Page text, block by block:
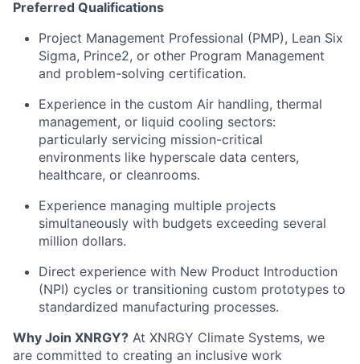
Preferred Qualifications
Project Management Professional (PMP), Lean Six
Sigma, Prince2, or other Program Management
and problem-solving certification.
Experience in the custom Air handling, thermal
management, or liquid cooling sectors:
particularly servicing mission-critical
environments like hyperscale data centers,
healthcare, or cleanrooms.
Experience managing multiple projects
simultaneously with budgets exceeding several
million dollars.
Direct experience with New Product Introduction
(NPI) cycles or transitioning custom prototypes to
standardized manufacturing processes.
Why Join XNRGY? At XNRGY Climate Systems, we
are committed to creating an inclusive work